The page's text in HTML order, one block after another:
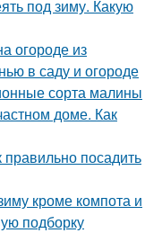
под зиму. Какую
огороде из
в саду и огороде
сорта малины
доме. Как
посадить
кроме компота и
подборку